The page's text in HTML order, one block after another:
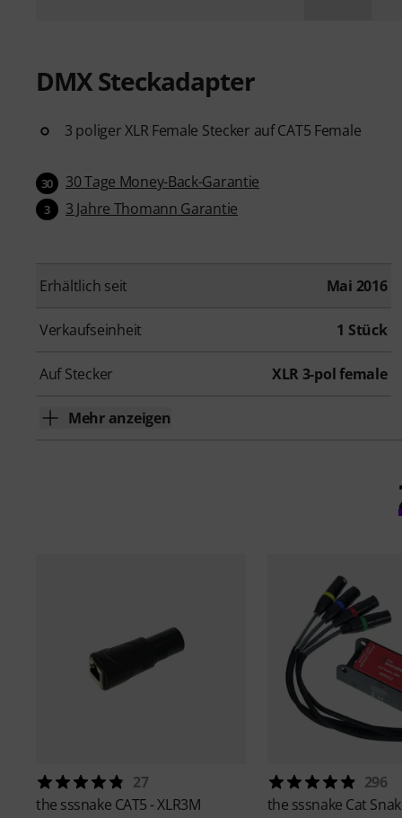
DMX Steckadapter
3 poliger XLR Female Stecker auf CAT5 Female
30 30 Tage Money-Back-Garantie
3 3 Jahre Thomann Garantie
Erhältlich seit Mai 2016
Verkaufseinheit 1 Stück
Auf Stecker XLR 3-pol female
Mehr anzeigen
27
the sssnake CAT5 - XLR3M
296
the sssnake Cat